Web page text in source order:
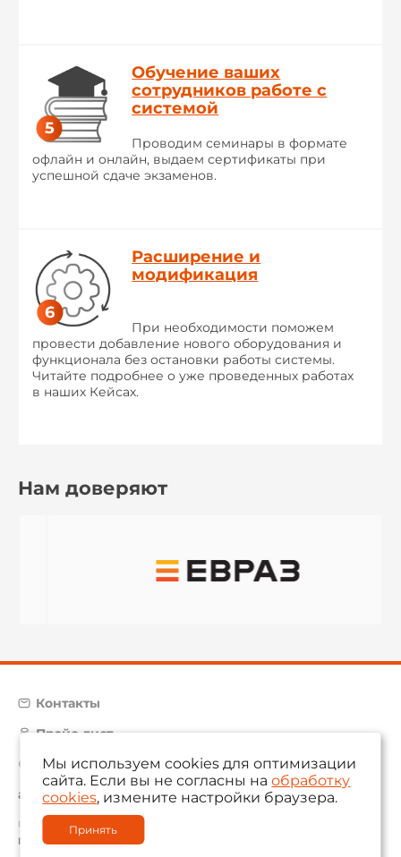
Обучение ваших
сотрудников работе с
системой
Проводим семинары в формате
офлайн и онлайн, выдаем сертификаты при
успешной сдаче экзаменов.
Расширение и
модификация
При необходимости поможем
провести добавление нового оборудования и
функционала без остановки работы системы.
Читайте подробнее о уже проведенных работах
в наших Кейсах.
Нам доверяют
Контакты
Прайс-лист
Карта сайта
aam@aamsystems.ru
© 2004 — 2026 «AAM Systems»
Политика обработки персональных данных
Мы используем cookies для оптимизации
сайта. Если вы не согласны наобработку
cookies, измените настройки браузера.
Принять